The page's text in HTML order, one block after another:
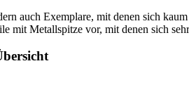
auch Exemplare, mit denen sich
Metallspitze vor, mit denen sich